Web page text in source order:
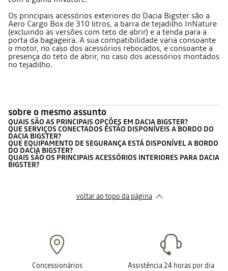
Os principais acessórios exteriores do Dacia Bigster são a
Aero Cargo Box de 310 litros, a barra de tejadilho InNature
(excluindo as versões com teto de abrir) e a tenda para a
porta da bagageira. A sua compatibilidade varia consoante
o motor, no caso dos acessórios rebocados, e consoante a
presença do teto de abrir, no caso dos acessórios montados
no tejadilho.
sobre o mesmo assunto
QUAIS SÃO AS PRINCIPAIS OPÇÕES EM DACIA BIGSTER?
QUE SERVIÇOS CONECTADOS ESTÃO DISPONÍVEIS A BORDO DO
DACIA BIGSTER?
QUE EQUIPAMENTO DE SEGURANÇA ESTÁ DISPONÍVEL A BORDO
DO DACIA BIGSTER?
QUAIS SÃO OS PRINCIPAIS ACESSÓRIOS INTERIORES PARA DACIA
BIGSTER?
voltar ao topo da página
Concessionários Assistência 24 horas por dia